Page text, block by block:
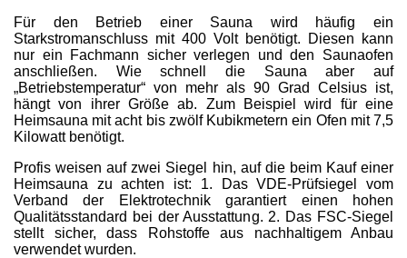
Für den Betrieb einer Sauna wird häufig ein
Starkstromanschluss mit 400 Volt benötigt. Diesen kann
nur ein Fachmann sicher verlegen und den Saunaofen
anschließen. Wie schnell die Sauna aber auf
„Betriebstemperatur“ von mehr als 90 Grad Celsius ist,
hängt von ihrer Größe ab. Zum Beispiel wird für eine
Heimsauna mit acht bis zwölf Kubikmetern ein Ofen mit 7,5
Kilowatt benötigt.
Profis weisen auf zwei Siegel hin, auf die beim Kauf einer
Heimsauna zu achten ist: 1. Das VDE-Prüfsiegel vom
Verband der Elektrotechnik garantiert einen hohen
Qualitätsstandard bei der Ausstattung. 2. Das FSC-Siegel
stellt sicher, dass Rohstoffe aus nachhaltigem Anbau
verwendet wurden.